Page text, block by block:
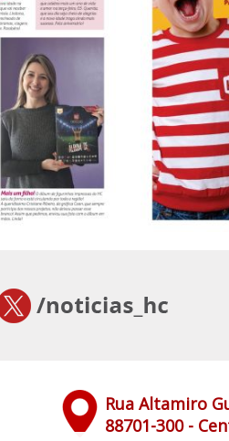
Rua Altamiro
88701-300 -